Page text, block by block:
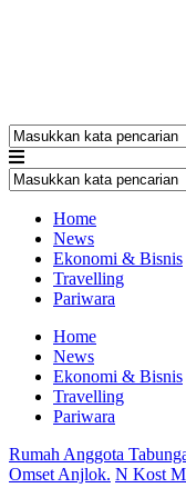
Home
News
Ekonomi & Bisnis
Travelling
Pariwara
Home
News
Ekonomi & Bisnis
Travelling
Pariwara
Rumah Anggota
Omset Anjlok. N Kost